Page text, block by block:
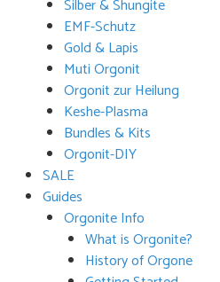
Silber & Shungite
EMF-Schutz
Gold & Lapis
Muti Orgonit
Orgonit zur Heilung
Keshe-Plasma
Bundles & Kits
Orgonit-DIY
SALE
Guides
Orgonite Info
What is Orgonite?
History of Orgone